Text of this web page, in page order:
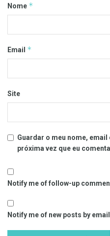
Nome *
Email *
Site
Guardar o meu nome,
próxima vez que eu
Notify me of follow-up
Notify me of new posts by